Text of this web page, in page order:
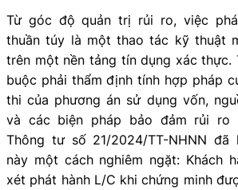
Từ góc độ quản trị rủi ro, việc
thuần túy là một thao tác kỹ thuật
trên một nền tảng tín dụng xác thực.
buộc phải thẩm định tính hợp pháp
thi của phương án sử dụng vốn,
và các biện pháp bảo đảm rủi ro
Thông tư số 21/2024/TT-NHNN
này một cách nghiêm ngặt: Khách
xét phát hành L/C khi chứng minh